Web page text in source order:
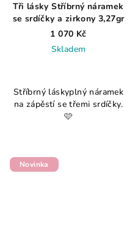
Tři lásky Stříbrný náramek
se srdíčky a zirkony 3,27gr
1 070 Kč
Skladem
Stříbrný láskyplný náramek
na zápěstí se třemi srdíčky.
🩷
Novinka